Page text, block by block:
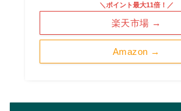
Amazon →
＼ポイント最大11倍！／
楽天市場 →